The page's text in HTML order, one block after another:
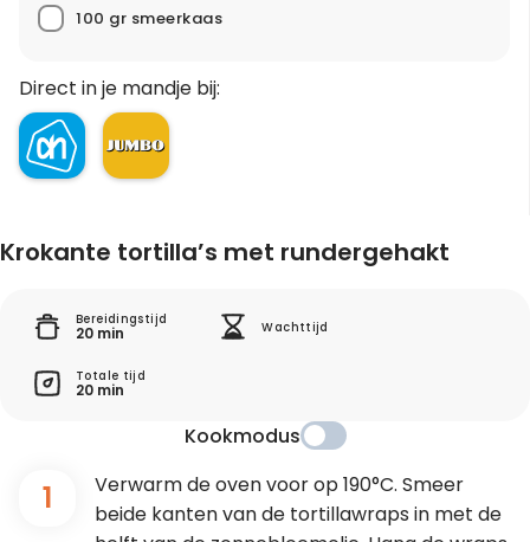
100 gr smeerkaas
Direct in je mandje bij:
Krokante tortilla’s met rundergehakt
Bereidingstijd
20 min Wachttijd
Totale tijd
20 min
Kookmodus
1
Verwarm de oven voor op 190°C. Smeer
beide kanten van de tortillawraps in met de